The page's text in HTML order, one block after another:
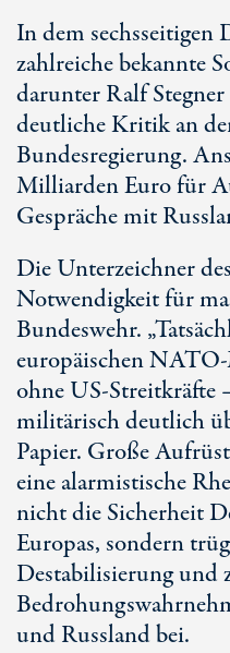
In dem sechsseitigen
zahlreiche bekannte
darunter Ralf
deutliche Kritik an
Bundesregierung.
Milliarden Euro für
Gespräche mit
Die Unterzeichner
Notwendigkeit für
Bundeswehr.
europäischen
ohneUS-Streitkräfte
militärisch deutlich
Papier. Große
eine alarmistische
nicht die Sicherheit
Europas, sondern
Destabilisierung und
und Russland bei.